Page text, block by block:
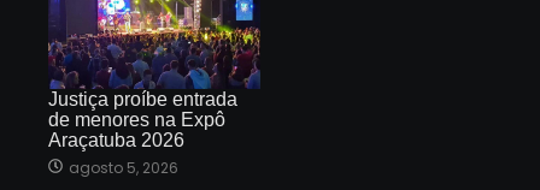
Justiça proíbe entrada
de menores na Expô
Araçatuba 2026
agosto 5, 2026